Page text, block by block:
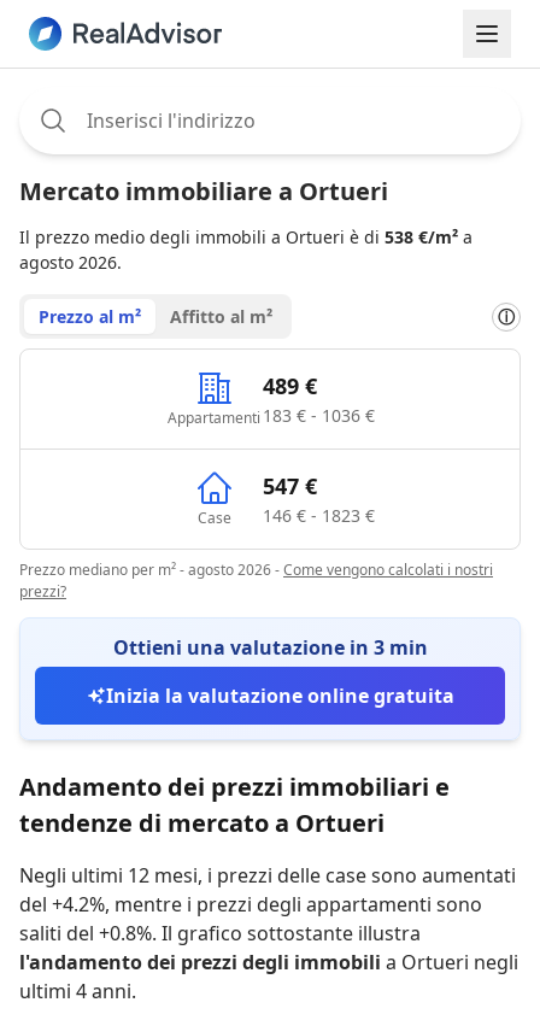
Mercato immobiliare a Ortueri
Il prezzo medio degli immobili a Ortueri è di 538 €/m² a
agosto 2026.
Prezzo al m² Affitto al m² ⓘ
Appartamenti
489 €
183 € - 1036 €
Case
547 €
146 € - 1823 €
Prezzo mediano per m² - agosto 2026-Come vengono calcolati i nostri
prezzi?
Ottieni una valutazione in 3 min
Inizia la valutazione online gratuita
Andamento dei prezzi immobiliari e
tendenze di mercato a Ortueri
Negli ultimi 12 mesi, i prezzi delle case sono aumentati
del +4.2%, mentre i prezzi degli appartamenti sono
saliti del +0.8%. Il grafico sottostante illustra
l'andamento dei prezzi degli immobili a Ortueri negli
ultimi 4 anni.